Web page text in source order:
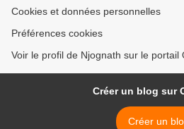
Cookies et données personnelles
Préférences cookies
Voir le profil de Njognath sur le portail
Créer un blog sur
Créer un